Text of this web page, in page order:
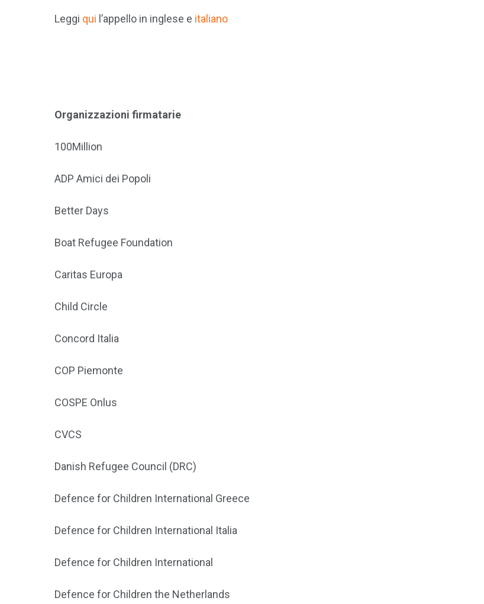
Leggi qui l’appello in inglese e italiano
Organizzazioni firmatarie
100Million
ADP Amici dei Popoli
Better Days
Boat Refugee Foundation
Caritas Europa
Child Circle
Concord Italia
COP Piemonte
COSPE Onlus
CVCS
Danish Refugee Council (DRC)
Defence for Children International Greece
Defence for Children International Italia
Defence for Children International
Defence for Children the Netherlands